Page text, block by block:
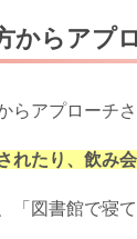
からアプ
らアプローチさ
れたり、飲み
「図書館で寝